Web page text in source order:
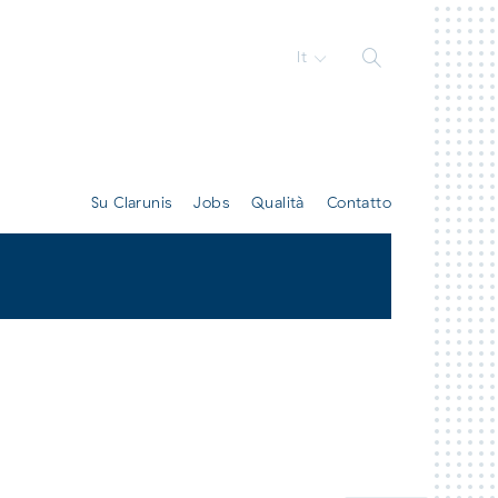
It
Su Clarunis Jobs Qualità Contatto